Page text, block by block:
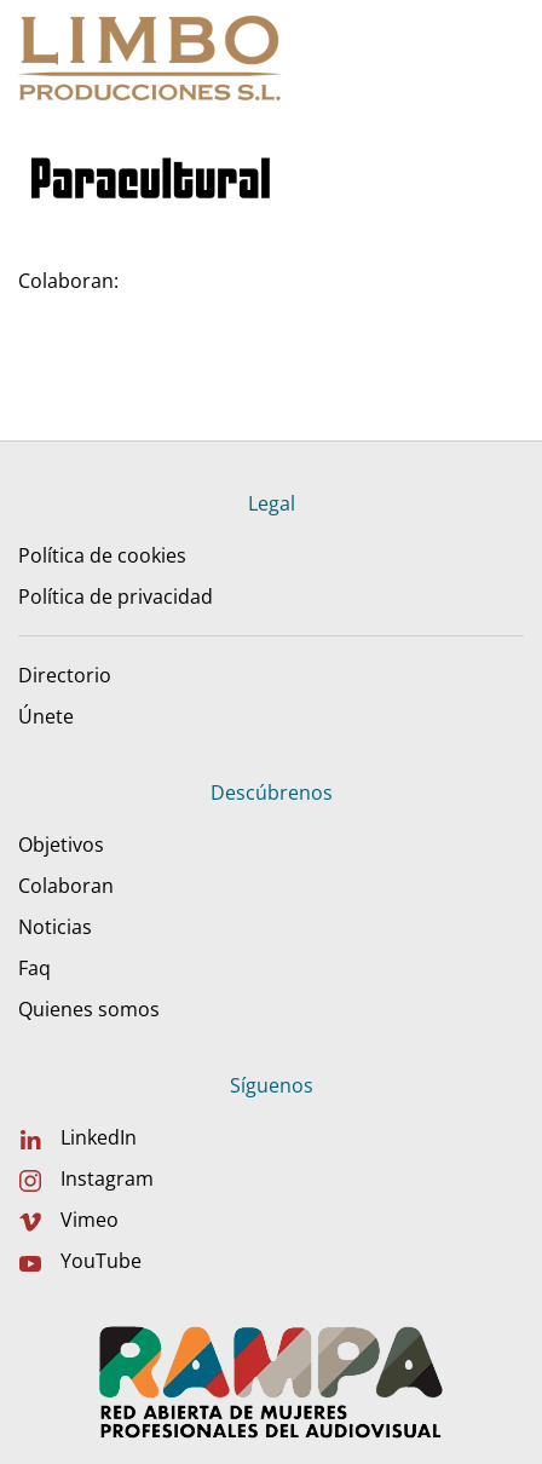
Colaboran:
Legal
Política de cookies
Política de privacidad
Directorio
Únete
Descúbrenos
Objetivos
Colaboran
Noticias
Faq
Quienes somos
Síguenos
LinkedIn
Instagram
Vimeo
YouTube